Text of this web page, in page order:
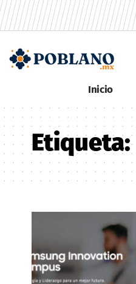
Inicio
Etiqueta: